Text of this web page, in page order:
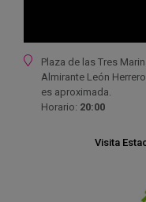
Ubicación
Plaza de las Tres
Almirante León
es aproximada.
Horario: 20:00
Visita